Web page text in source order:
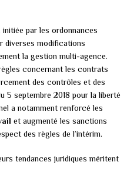
initiée par les ordonnances
diverses modifications
la gestion multi-agence.
concernant les contrats
des contrôles et des
5 septembre 2018 pour la liberté
a notamment renforcé les
et augmenté les sanctions
des règles de l’intérim.
tendances juridiques méritent